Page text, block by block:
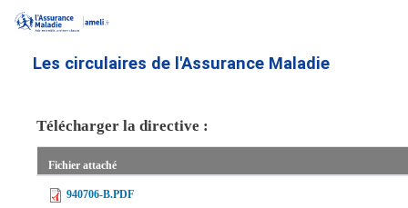
contenu
Les circulaires de l'Assurance Maladie
Télécharger la directive :
Fichier attaché
940706-B.PDF